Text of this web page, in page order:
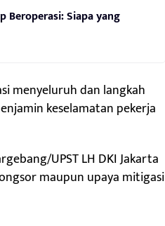
Beroperasi: Siapa yang
menyeluruh dan langkah
keselamatan pekerja
UPST LH DKI Jakarta
maupun upaya mitigasi